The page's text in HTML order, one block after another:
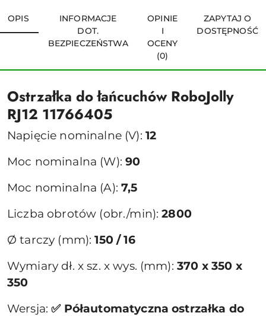
OPIS
INFORMACJE
DOT.
BEZPIECZEŃSTWA
OPINIE
I
OCENY
(0)
ZAPYTAJ O
DOSTĘPNOŚĆ
Ostrzałka do łańcuchów RoboJolly
RJ12 11766405
Napięcie nominalne (V): 12
Moc nominalna (W):90
Moc nominalna (A):7,5
Liczba obrotów (obr./min):2800
Ø tarczy (mm):150 / 16
Wymiary dł. x sz. x wys. (mm): 370 x 350 x
350
Wersja:✅ Półautomatyczna ostrzałka do